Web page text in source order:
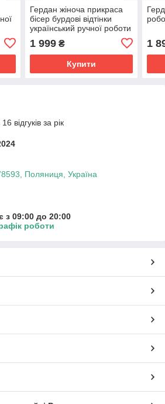
Гердан жіноча прикраса
бісер бурдові відтінки
український ручної роботи
1 999₴
Купити
1
відгуків за рік
Поляниця, Україна
з 09:00 до 20:00
роботи